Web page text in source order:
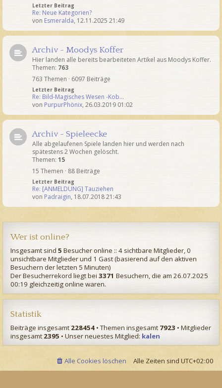
Letzter Beitrag
Re: Neue Kategorien?
von Esmeralda, 12.11.2025 21:49
Archiv - Moodys Koffer
Hier landen alle bereits bearbeiteten Artikel aus Moodys Koffer.
Themen: 763
763 Themen · 6097 Beiträge
Letzter Beitrag
Re: Bild-Magisches Wesen -Kob…
von PurpurPhönix, 26.03.2019 01:02
Archiv - Spieleecke
Alle abgelaufenen Spiele landen hier und werden nach
spätestens 2 Wochen gelöscht.
Themen: 15
15 Themen · 88 Beiträge
Letzter Beitrag
Re: [ANMELDUNG] Tauziehen
von Padraigin, 18.07.2018 21:43
Wer ist online?
Insgesamt sind 5 Besucher online :: 4 sichtbare Mitglieder, 0
unsichtbare Mitglieder und 1 Gast (basierend auf den aktiven
Besuchern der letzten 5 Minuten)
Der Besucherrekord liegt bei 3371 Besuchern, die am 26.07.2025
00:19 gleichzeitig online waren.
Statistik
Beiträge insgesamt 228454 • Themen insgesamt 7923 • Mitglieder
insgesamt 2395 • Unser neuestes Mitglied: kalen
Alle Zeiten sind UTC+02:00
Alle Cookies löschen